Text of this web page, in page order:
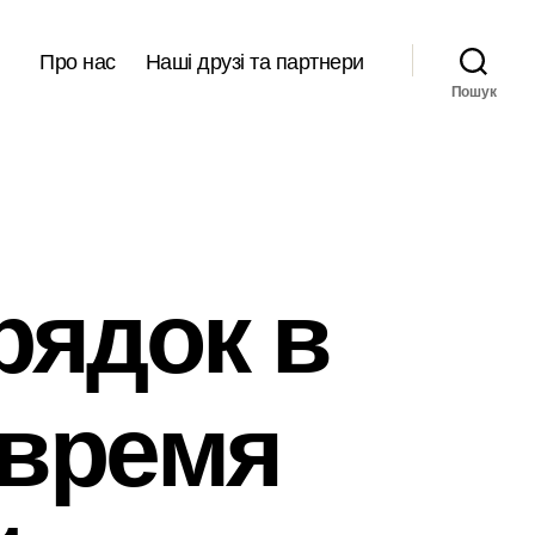
Про нас Наші друзі та партнери
Пошук
в